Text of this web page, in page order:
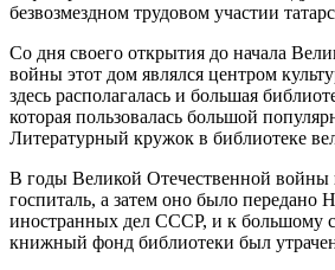
безвозмездном трудовом участии
Со дня своего открытия до начала
войны этот дом являлся центром
здесь располагалась и большая
которая пользовалась большой
Литературный кружок в библиотеке
В годы Великой Отечественной войны
госпиталь, а затем оно было передано
иностранных дел СССР, и к большому
книжный фонд библиотеки был